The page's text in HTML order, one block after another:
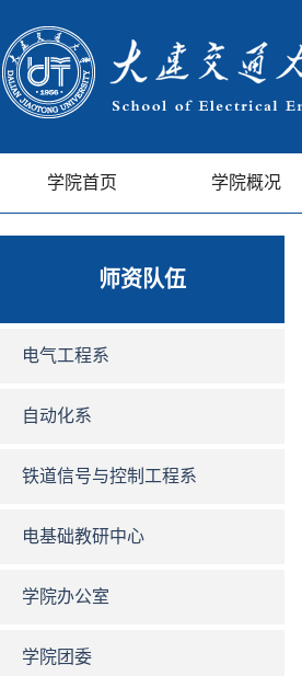
学院首页 学院概况
师资队伍
电气工程系
自动化系
铁道信号与控制工程系
电基础教研中心
学院办公室
学院团委